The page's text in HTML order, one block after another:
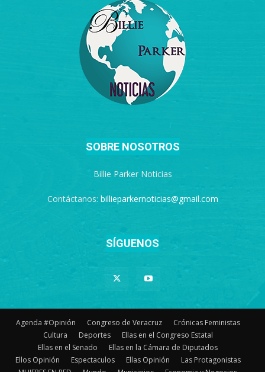
SOBRE NOSOTROS
Billie Parker Noticias
Contáctanos: billieparkernoticias@gmail.com
SÍGUENOS
Agenda #Opinión Congreso de Veracruz
Crónicas Feministas
Cultura
Deportes
Ellas en el Congreso Estatal
Ellas en el Senado
Ellas en la Cámara de Diputados
Ellos Opinión
Espectaculos Ellas Opinión
Las Protagonistas